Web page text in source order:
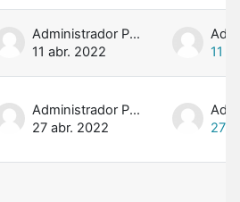
Administrador PROFMAT
11 abr. 2022
11
Administrador PROFMAT
27 abr. 2022
27